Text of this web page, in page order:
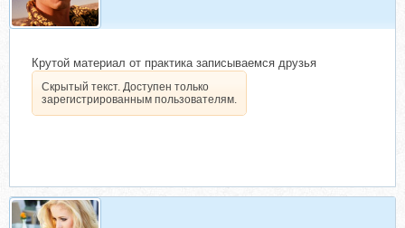
Крутой материал от практика записываемся друзья
Скрытый текст. Доступен только
зарегистрированным пользователям.